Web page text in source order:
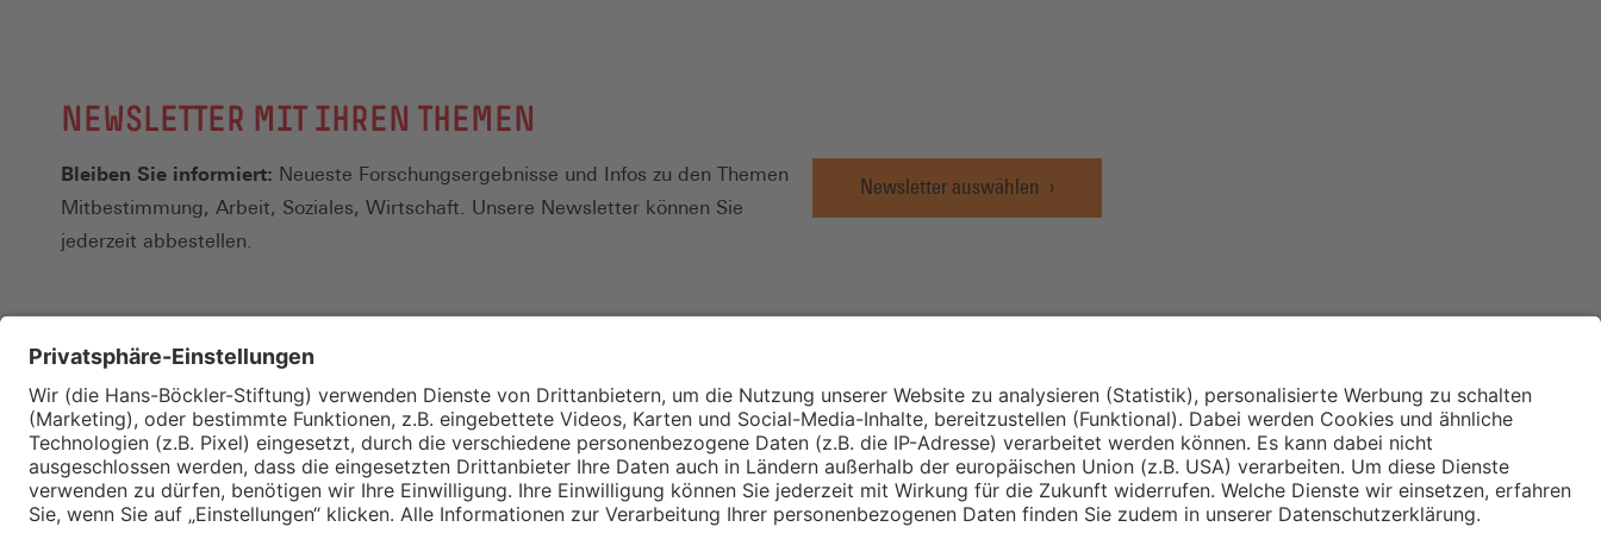
NEWSLETTER MIT IHREN THEMEN
Bleiben Sie informiert: Neueste Forschungsergebnisse und Infos zu den Themen
Mitbestimmung, Arbeit, Soziales, Wirtschaft. Unsere Newsletter können Sie
jederzeit abbestellen.
Newsletter auswählen
Kontakt
Merkzettel
Impressum
Wirtschafts- und
Sozialwissenschaftliches
Institut
Institut für Makroökonomie
und Konjunkturforschung